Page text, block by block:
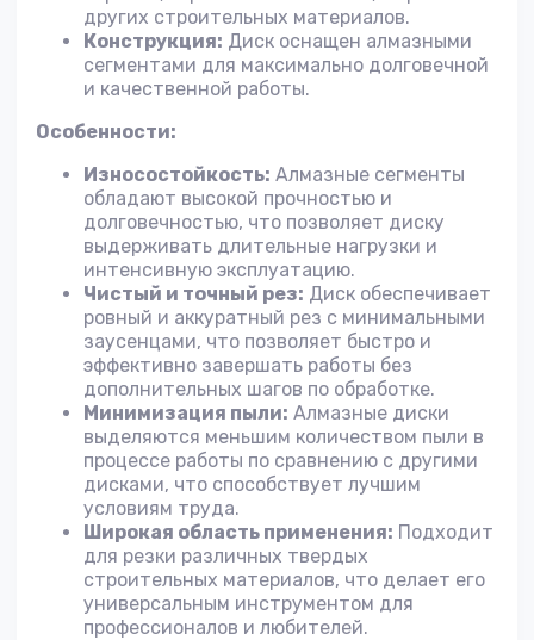
других строительных материалов.
Конструкция: Диск оснащен алмазными
сегментами для максимально долговечной
и качественной работы.
Особенности:
Износостойкость: Алмазные сегменты
обладают высокой прочностью и
долговечностью, что позволяет диску
выдерживать длительные нагрузки и
интенсивную эксплуатацию.
Чистый и точный рез: Диск обеспечивает
ровный и аккуратный рез с минимальными
заусенцами, что позволяет быстро и
эффективно завершать работы без
дополнительных шагов по обработке.
Минимизация пыли: Алмазные диски
выделяются меньшим количеством пыли в
процессе работы по сравнению с другими
дисками, что способствует лучшим
условиям труда.
Широкая область применения: Подходит
для резки различных твердых
строительных материалов, что делает его
универсальным инструментом для
профессионалов и любителей.